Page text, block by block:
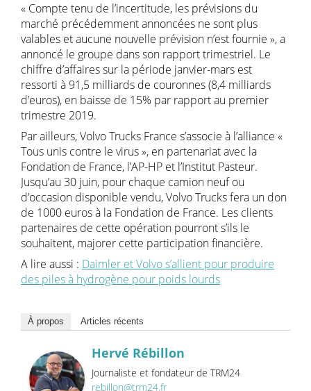
« Compte tenu de l’incertitude, les prévisions du
marché précédemment annoncées ne sont plus
valables et aucune nouvelle prévision n’est fournie », a
annoncé le groupe dans son rapport trimestriel. Le
chiffre d’affaires sur la période janvier-mars est
ressorti à 91,5 milliards de couronnes (8,4 milliards
d’euros), en baisse de 15% par rapport au premier
trimestre 2019.
Par ailleurs, Volvo Trucks France s’associe à l’alliance «
Tous unis contre le virus », en partenariat avec la
Fondation de France, l’AP-HP et l’Institut Pasteur.
Jusqu’au 30 juin, pour chaque camion neuf ou
d’occasion disponible vendu, Volvo Trucks fera un don
de 1000 euros à la Fondation de France. Les clients
partenaires de cette opération pourront s’ils le
souhaitent, majorer cette participation financière.
A lire aussi : Daimler et Volvo s’allient pour produire
des piles à hydrogène pour poids lourds
À propos Articles récents
Hervé Rébillon
Journaliste et fondateur de TRM24
rebillon@trm24.fr